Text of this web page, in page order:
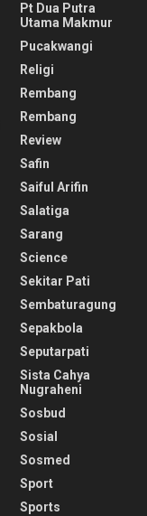
Pt Dua Putra
Utama Makmur
Pucakwangi
Religi
Rembang
Rembang
Review
Safin
Saiful Arifin
Salatiga
Sarang
Science
Sekitar Pati
Sembaturagung
Sepakbola
Seputarpati
Sista Cahya
Nugraheni
Sosbud
Sosial
Sosmed
Sport
Sports